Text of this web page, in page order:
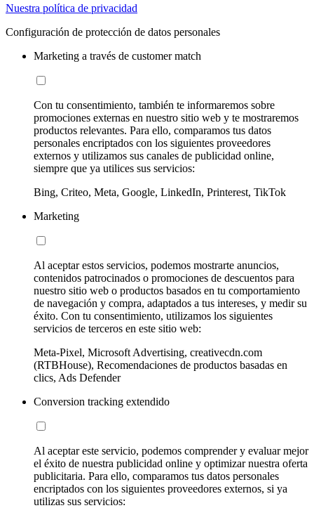
Nuestra política de privacidad
Configuración de protección de datos personales
Marketing a través de customer match
Con tu consentimiento, también te informaremos sobre
promociones externas en nuestro sitio web y te mostraremos
productos relevantes. Para ello, comparamos tus datos
personales encriptados con los siguientes proveedores
externos y utilizamos sus canales de publicidad online,
siempre que ya utilices sus servicios:
Bing, Criteo, Meta, Google, LinkedIn, Printerest, TikTok
Marketing
Al aceptar estos servicios, podemos mostrarte anuncios,
contenidos patrocinados o promociones de descuentos para
nuestro sitio web o productos basados en tu comportamiento
de navegación y compra, adaptados a tus intereses, y medir su
éxito. Con tu consentimiento, utilizamos los siguientes
servicios de terceros en este sitio web:
Meta-Pixel, Microsoft Advertising, creativecdn.com
(RTBHouse), Recomendaciones de productos basadas en
clics, Ads Defender
Conversion tracking extendido
Al aceptar este servicio, podemos comprender y evaluar mejor
el éxito de nuestra publicidad online y optimizar nuestra oferta
publicitaria. Para ello, comparamos tus datos personales
encriptados con los siguientes proveedores externos, si ya
utilizas sus servicios: